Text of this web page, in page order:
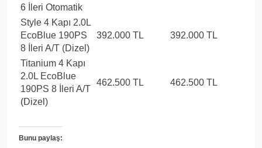
6 İleri Otomatik
Style 4 Kapı 2.0L
EcoBlue 190PS
8 İleri A/T (Dizel)
392.000 TL 392.000 TL
Titanium 4 Kapı
2.0L EcoBlue
190PS 8 İleri A/T
(Dizel)
462.500 TL 462.500 TL
Bunu paylaş: